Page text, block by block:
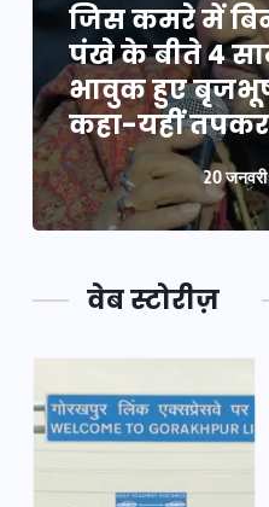
जिस कमरे में
पंखे के बीते 4
भावुक हुए
कहा-यहीं
20
वेब स्टोरीज़